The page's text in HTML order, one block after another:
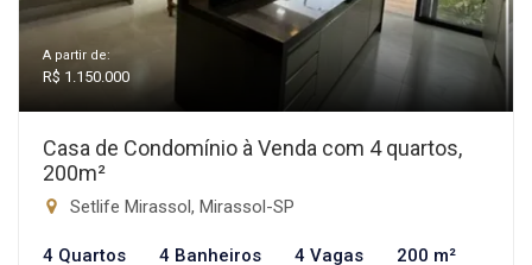
A partir de:
R$ 1.150.000
Casa de Condomínio à Venda com 4 quartos,
200m²
Setlife Mirassol, Mirassol-SP
4 Quartos 4 Banheiros 4 Vagas 200 m²